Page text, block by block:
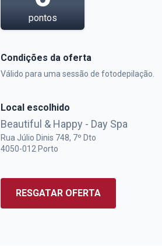
pontos
Condições da oferta
Válido para uma sessão de fotodepilação.
Local escolhido
Beautiful & Happy - Day Spa
Rua Júlio Dinis 748, 7º Dto
4050-012 Porto
RESGATAR OFERTA